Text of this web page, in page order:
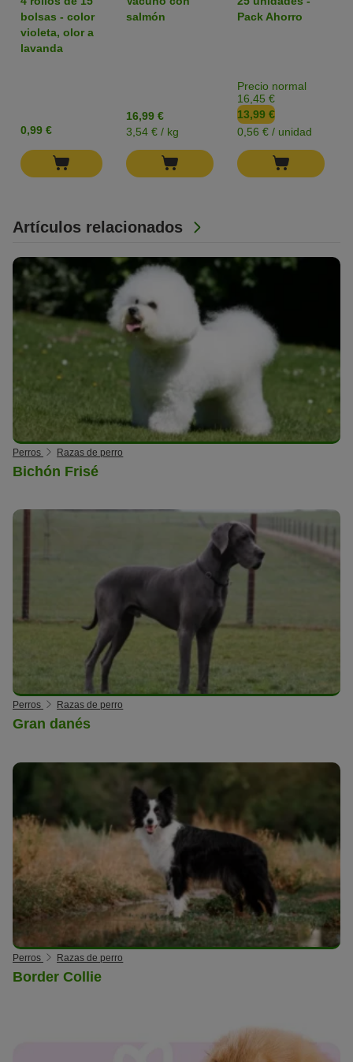
Artículos relacionados
Perros Razas de perro
Bichón Frisé
Perros Razas de perro
Gran danés
Perros Razas de perro
Border Collie
bolsas - color
violeta, olor a
lavanda
0,99 €
salmón
16,99 €
3,54 € / kg
para perros
Pack Ahorro
Precio normal
16,45 €
13,99 €
0,56 € / unidad